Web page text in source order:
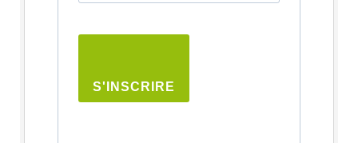
S'INSCRIRE